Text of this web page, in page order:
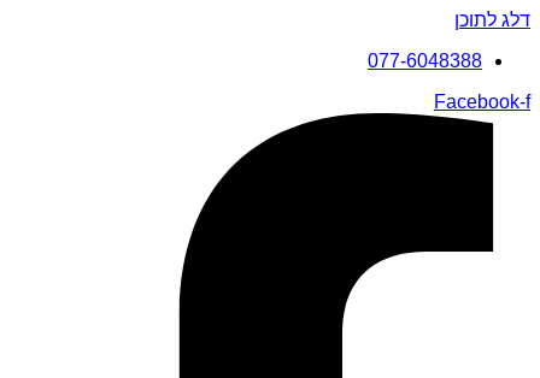
דלג לתוכן
077-6048388
Facebook-f